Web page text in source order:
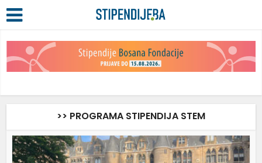
>> PROGRAMA STIPENDIJA STEM